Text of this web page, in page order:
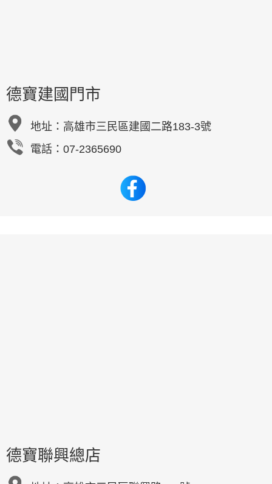
德寶建國門市
地址： 高雄市三民區建國二路183-3號
電話：07-2365690
德寶聯興總店